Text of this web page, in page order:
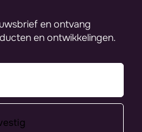
en ontvang
en ontwikkelingen.